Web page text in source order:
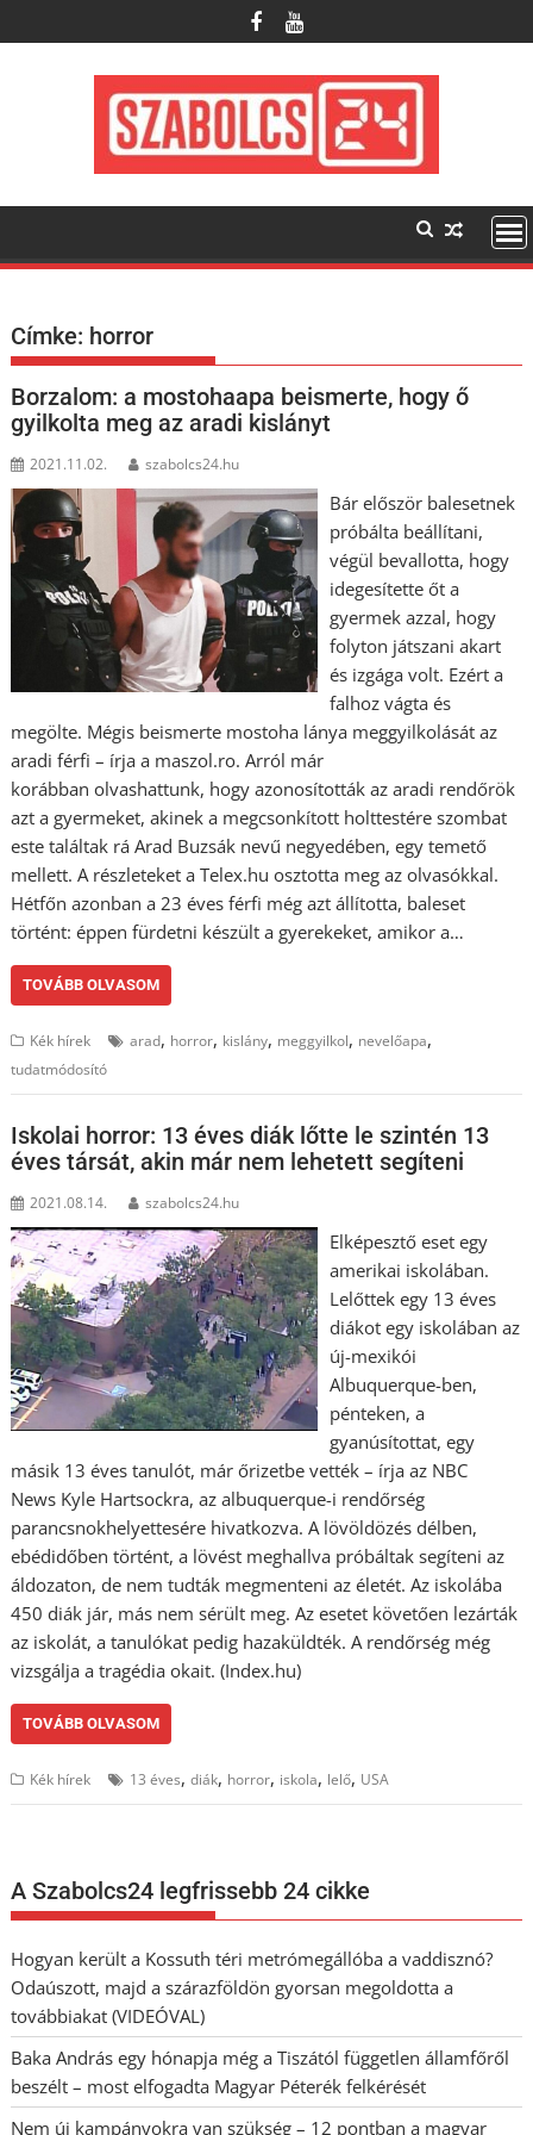
to
Címke: horror
Borzalom: a mostohaapa beismerte, hogy ő
gyilkolta meg az aradi kislányt
2021.11.02. szabolcs24.hu
Bár először balesetnek
próbálta beállítani,
végül bevallotta, hogy
idegesítette őt a
gyermek azzal, hogy
folyton játszani akart
és izgága volt. Ezért a
falhoz vágta és
megölte. Mégis beismerte mostoha lánya meggyilkolását az
aradi férfi – írja a maszol.ro. Arról már
korábban olvashattunk, hogy azonosították az aradi rendőrök
azt a gyermeket, akinek a megcsonkított holttestére szombat
este találtak rá Arad Buzsák nevű negyedében, egy temető
mellett. A részleteket a Telex.hu osztotta meg az olvasókkal.
Hétfőn azonban a 23 éves férfi még azt állította, baleset
történt: éppen fürdetni készült a gyerekeket, amikor a…
TOVÁBB OLVASOM
Kék hírek arad, horror, kislány, meggyilkol, nevelőapa,
tudatmódosító
Iskolai horror: 13 éves diák lőtte le szintén 13
éves társát, akin már nem lehetett segíteni
2021.08.14. szabolcs24.hu
Elképesztő eset egy
amerikai iskolában.
Lelőttek egy 13 éves
diákot egy iskolában az
új-mexikói
Albuquerque-ben,
pénteken, a
gyanúsítottat, egy
másik 13 éves tanulót, már őrizetbe vették – írja az NBC
News Kyle Hartsockra, az albuquerque-i rendőrség
parancsnokhelyettesére hivatkozva. A lövöldözés délben,
ebédidőben történt, a lövést meghallva próbáltak segíteni az
áldozaton, de nem tudták megmenteni az életét. Az iskolába
450 diák jár, más nem sérült meg. Az esetet követően lezárták
az iskolát, a tanulókat pedig hazaküldték. A rendőrség még
vizsgálja a tragédia okait. (Index.hu)
TOVÁBB OLVASOM
Kék hírek 13 éves,diák, horror, iskola, lelő, USA
A Szabolcs24 legfrissebb 24 cikke
Hogyan került a Kossuth téri metrómegállóba a vaddisznó?
Odaúszott, majd a szárazföldön gyorsan megoldotta a
továbbiakat (VIDEÓVAL)
Baka András egy hónapja még a Tiszától független államfőről
beszélt – most elfogadta Magyar Péterék felkérését
Nem új kampányokra van szükség – 12 pontban a magyar